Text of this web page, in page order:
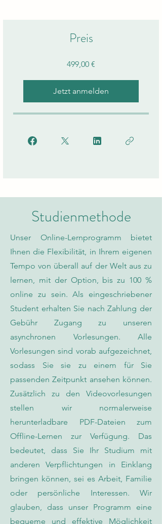
Preis
499,00 €
Jetzt anmelden
Studienmethode
Unser Online-Lernprogramm bietet
Ihnen die Flexibilität, in Ihrem eigenen
Tempo von überall auf der Welt aus zu
lernen, mit der Option, bis zu 100 %
online zu sein. Als eingeschriebener
Student erhalten Sie nach Zahlung der
Gebühr Zugang zu unseren
asynchronen Vorlesungen. Alle
Vorlesungen sind vorab aufgezeichnet,
sodass Sie sie zu einem für Sie
passenden Zeitpunkt ansehen können.
Zusätzlich zu den Videovorlesungen
stellen wir normalerweise
herunterladbare PDF-Dateien zum
Offline-Lernen zur Verfügung. Das
bedeutet, dass Sie Ihr Studium mit
anderen Verpflichtungen in Einklang
bringen können, sei es Arbeit, Familie
oder persönliche Interessen. Wir
glauben, dass unser Programm eine
bequeme und effektive Möglichkeit